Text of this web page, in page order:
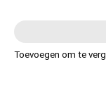
Toevoegen om te